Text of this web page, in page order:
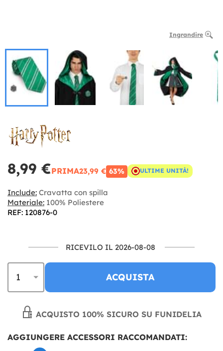
Ingrandire
8,99 €PRIMA23,99 € 63% ULTIME UNITÀ!
Include: Cravatta con spilla
Materiale: 100% Poliestere
REF: 120876-0
RICEVILO IL 2026-08-08
ACQUISTA
ACQUISTO 100% SICURO SU FUNIDELIA
AGGIUNGERE ACCESSORI RACCOMANDATI: